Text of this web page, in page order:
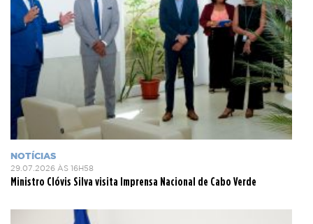
NOTÍCIAS
29.07.2026 ÀS 16H58
Ministro Clóvis Silva visita Imprensa Nacional de Cabo Verde